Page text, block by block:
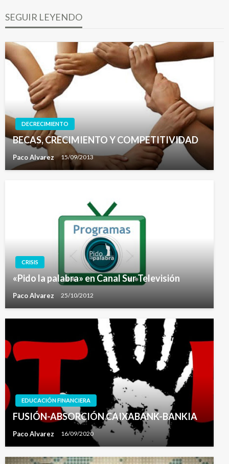
SEGUIR LEYENDO
DECRECIMIENTO
BECAS, CRECIMIENTO Y COMPETITIVIDAD
Paco Alvarez 15/09/2013
CRISIS
«Pido la palabra» en Canal Sur Televisión
Paco Alvarez 25/10/2012
EDUCACIÓN FINANCIERA
FUSIÓN-ABSORCIÓN CAIXABANK-BANKIA
Paco Alvarez 16/09/2020